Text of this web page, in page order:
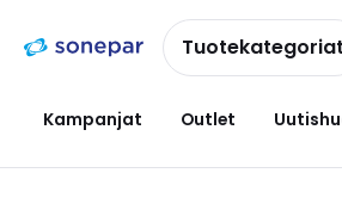
navigointiinsisältöönTuotekategoriat
Kampanjat Outlet